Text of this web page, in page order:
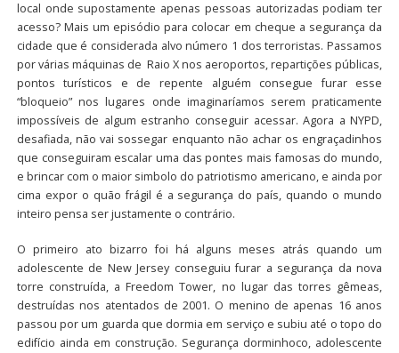
local onde supostamente apenas pessoas autorizadas podiam ter
acesso? Mais um episódio para colocar em cheque a segurança da
cidade que é considerada alvo número 1 dos terroristas. Passamos
por várias máquinas de Raio X nos aeroportos, repartições públicas,
pontos turísticos e de repente alguém consegue furar esse
“bloqueio” nos lugares onde imaginaríamos serem praticamente
impossíveis de algum estranho conseguir acessar. Agora a NYPD,
desafiada, não vai sossegar enquanto não achar os engraçadinhos
que conseguiram escalar uma das pontes mais famosas do mundo,
e brincar com o maior simbolo do patriotismo americano, e ainda por
cima expor o quão frágil é a segurança do país, quando o mundo
inteiro pensa ser justamente o contrário.
O primeiro ato bizarro foi há alguns meses atrás quando um
adolescente de New Jersey conseguiu furar a segurança da nova
torre construída, a Freedom Tower, no lugar das torres gêmeas,
destruídas nos atentados de 2001. O menino de apenas 16 anos
passou por um guarda que dormia em serviço e subiu até o topo do
edifício ainda em construção. Segurança dorminhoco, adolescente